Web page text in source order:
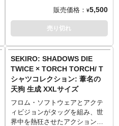
TORCH TORCH OFFICIAL
https://torchtorch.jp/
Lサイズ （73cm／55cm／50cm
／22cm）
XLサイズ （77cm／58cm／
XXLサイズ （84cm／68cm／
60cm／26cm）
──────────────────
■マテリアル
綿100% 5.6oz ヘビーウェイトボ
ディ
※杢灰のみ 綿90%、ポリエステ
ル10% 5.6oz ヘビーウェイトボ
乾いたタッチで、着こなしやす
く仕上げました。
生地はしっかりとした厚みの5.6
何度洗っても型崩れしづらく風
合いが出るのが特徴です。
──────────────────
■サイズ（着丈／身幅／肩幅／袖
丈）
Sサイズ （65cm／49cm／42cm
／19cm）
Mサイズ （69cm／52cm／46cm
アドベンチャーゲーム
『SEKIRO: SHADOWS DIE
TWICE』。「TORCH TORCH」
とのコラボレーションTシャツが
プレイヤーに苦戦を強いた強敵
「破戒僧」。高笑いとともに長
刀をふるう彼女の姿を、フロ
ム・ソフトウェア作品に関する
数々のファンアートが人気のイ
ラストレーター・芳川氏が耽美
な鉛筆画で描き下ろし。洗練さ
販売価格： ¥5,500
売り切れ
SEKIRO: SHADOWS DIE
TWICE × TORCH TORCH/ T
シャツコレクション: 葦名の
天狗 生成 XXLサイズ
フロム・ソフトウェアとアクテ
ィビジョンがタッグを組み、世
界中を熱狂させたアクション・